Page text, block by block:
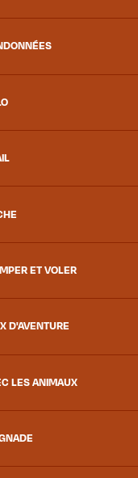
ET VOLER
D'AVENTURE
LES ANIMAUX
Théâtre